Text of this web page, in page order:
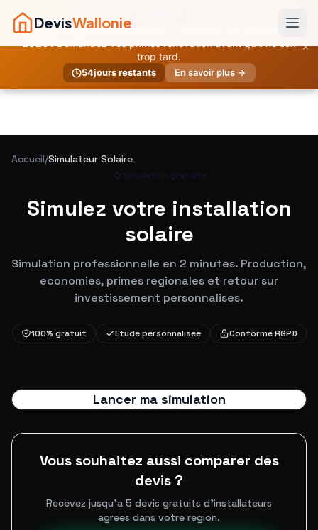
DevisWallonie
Primes temporaires Wallonie — Deadline 30 septembre
trop tard.
54jours restants En savoir plus →
×
Accueil/Simulateur Solaire
Simulation gratuite
Simulez votre installation
solaire
Simulation professionnelle en 2 minutes. Production,
economies, primes regionales et retour sur
investissement personnalises.
100% gratuit Etude personnalisee Conforme RGPD
Lancer ma simulation
Vous souhaitez aussi comparer des
devis ?
Recevez jusqu'a 5 devis gratuits d'installateurs
agrees dans votre region.